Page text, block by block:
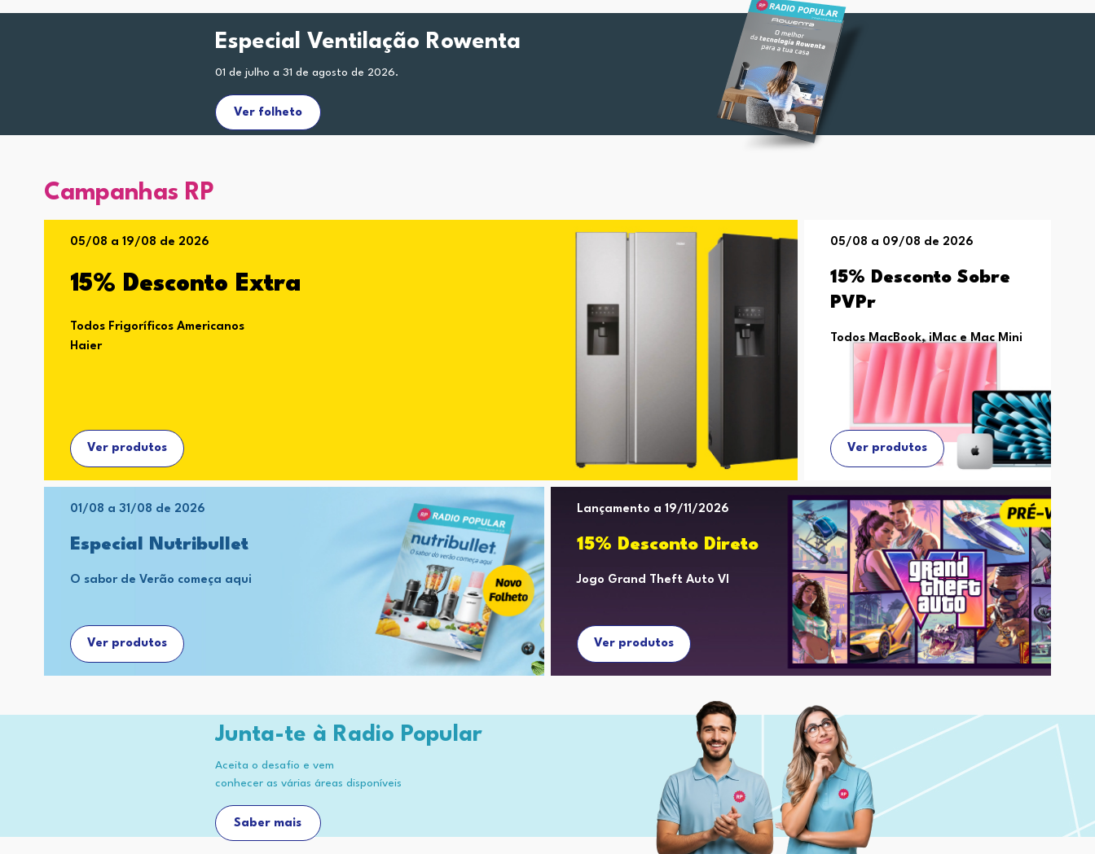
Especial Ventilação Rowenta
01 de julho a 31 de agosto de 2026.
Ver folheto
Campanhas RP
05/08 a 19/08 de 2026
15% Desconto Extra
Todos Frigoríficos Americanos
Haier
Ver produtos
05/08 a 09/08 de 2026
15% Desconto Sobre
PVPr
Todos MacBook, iMac e Mac Mini
Ver produtos
01/08 a 31/08 de 2026
Especial Nutribullet
O sabor de Verão começa aqui
Ver produtos
Lançamento a 19/11/2026
15% Desconto Direto
Jogo Grand Theft Auto Vl
Ver produtos
Junta-te à Radio Popular
Aceita o desafio e vem
conhecer as várias áreas disponíveis
Saber mais